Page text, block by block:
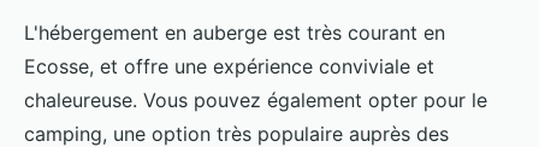
L'hébergement en auberge est très courant en
Ecosse, et offre une expérience conviviale et
chaleureuse. Vous pouvez également opter pour le
camping, une option très populaire auprès des